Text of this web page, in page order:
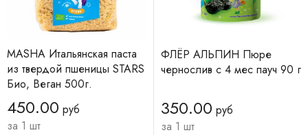
MASHA Итальянская паста
из твердой пшеницы STARS
Био, Веган 500г.
450.00 руб
за 1 шт
ФЛЁР АЛЬПИН Пюре
чернослив с 4 мес пауч 90 г
350.00 руб
за 1 шт